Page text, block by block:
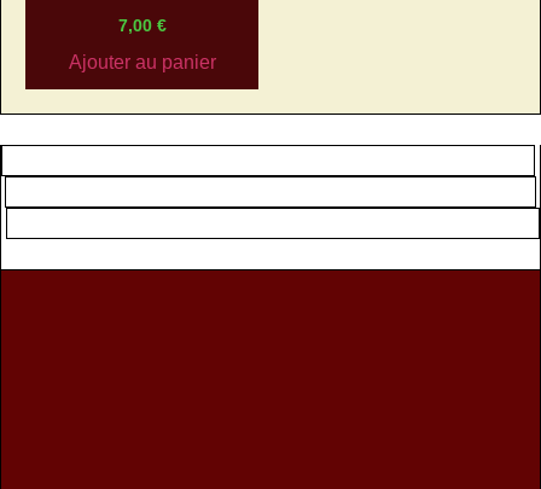
7,00 €
Ajouter au panier